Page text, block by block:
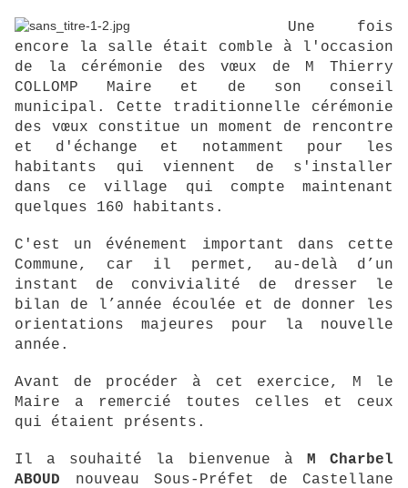
Une fois
encore la salle était comble à l'occasion
de la cérémonie des vœux de M Thierry
COLLOMP Maire et de son conseil
municipal. Cette traditionnelle cérémonie
des vœux constitue un moment de rencontre
et d'échange et notamment pour les
habitants qui viennent de s'installer
dans ce village qui compte maintenant
quelques 160 habitants.
C'est un événement important dans cette
Commune, car il permet, au-delà d’un
instant de convivialité de dresser le
bilan de l’année écoulée et de donner les
orientations majeures pour la nouvelle
année.
Avant de procéder à cet exercice, M le
Maire a remercié toutes celles et ceux
qui étaient présents.
Il a souhaité la bienvenue à M Charbel
ABOUD nouveau Sous-Préfet de Castellane